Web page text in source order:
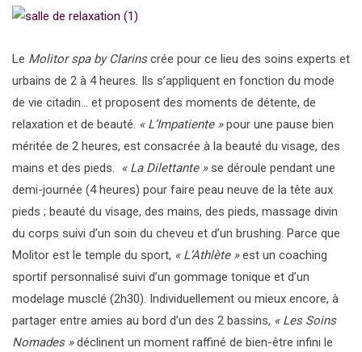
Le Molitor spa by Clarinscrée pour ce lieu des soins experts et
urbains de 2 à 4 heures. Ils s’appliquent en fonction du mode
de vie citadin… et proposent des moments de détente, de
relaxation et de beauté. « L’Impatiente »pour une pause bien
méritée de 2 heures, est consacrée à la beauté du visage, des
mains et des pieds.
« La Dilettante »se déroule pendant une
demi-journée (4 heures) pour faire peau neuve de la tête aux
pieds ; beauté du visage, des mains, des pieds, massage divin
du corps suivi d’un soin du cheveu et d’un brushing. Parce que
Molitor est le temple du sport, « L’Athlète »est un coaching
sportif personnalisé suivi d’un gommage tonique et d’un
modelage musclé (2h30). Individuellement ou mieux encore, à
partager entre amies au bord d’un des 2 bassins, « Les Soins
Nomades »déclinent un moment raffiné de bien-être infini le